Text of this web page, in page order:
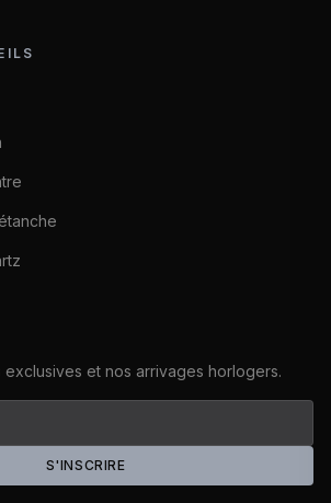
et nos arrivages horlogers.
S'INSCRIRE